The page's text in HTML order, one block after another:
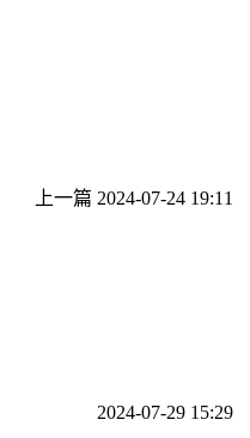
上一篇 2024-07-24 19:11
2024-07-29 15:29